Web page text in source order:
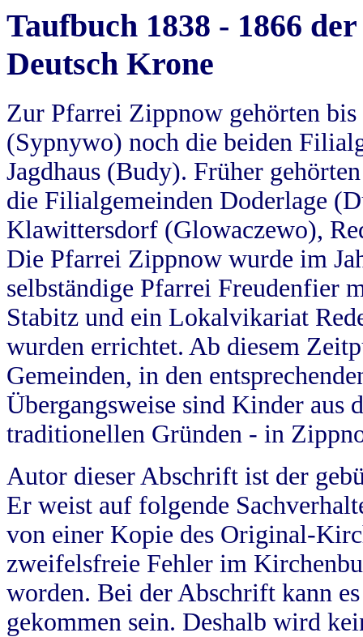
Taufbuch 1838 - 1866
Deutsch Krone
Zur Pfarrei Zippnow gehörten
(Sypnywo) noch die beiden
Jagdhaus (Budy). Früher
die Filialgemeinden Doderlage
Klawittersdorf (Glowaczewo),
Die Pfarrei Zippnow wurde im
selbständige Pfarrei Freudenfier
Stabitz und ein Lokalvikariat
wurden errichtet. Ab diesem
Gemeinden, in den
Übergangsweise sind Kinder aus
traditionellen Gründen - in
Autor dieser Abschrift ist der
Er weist auf folgende
von einer Kopie des Original-
zweifelsfreie Fehler im
worden. Bei der Abschrift kann
gekommen sein. Deshalb wird